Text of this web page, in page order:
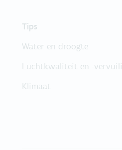
Tips
Water en droogte
Luchtkwaliteit en -
Klimaat